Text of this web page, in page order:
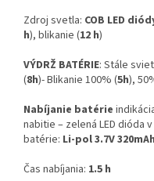
Zdroj svetla: COB LED
h), blikanie (12 h)
VÝDRŽ BATÉRIE: Stále
(8h)- Blikanie 100% (5h),
Nabíjanie batérie
nabitie – zelená LED dióda
batérie: Li-pol 3.7V 320mAh
Čas nabíjania: 1.5 h